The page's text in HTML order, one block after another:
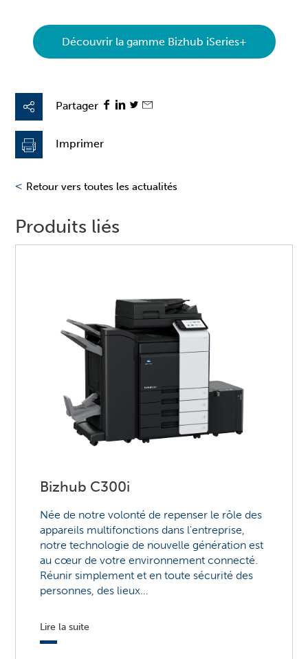
Partager
Imprimer
< Retour vers toutes les actualités
Produits liés
Bizhub C300i
Née de notre volonté de repenser le rôle des
appareils multifonctions dans l'entreprise,
notre technologie de nouvelle génération est
au cœur de votre environnement connecté.
Réunir simplement et en toute sécurité des
personnes, des lieux…
Lire la suite
Découvrir la gamme Bizhub iSeries+